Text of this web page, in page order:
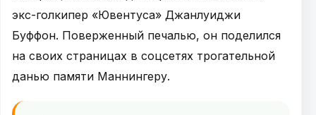
экс-голкипер «Ювентуса» Джанлуиджи
Буффон. Поверженный печалью, он поделился
на своих страницах в соцсетях трогательной
данью памяти Маннингеру.